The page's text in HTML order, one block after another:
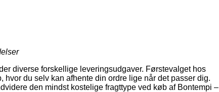
diverse forskellige leveringsudgaver. Førstevalget hos
hvor du selv kan afhente din ordre lige når det passer dig.
den mindst kostelige fragttype ved køb af Bontempi –